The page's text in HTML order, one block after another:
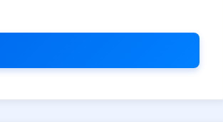
Android PC 其他